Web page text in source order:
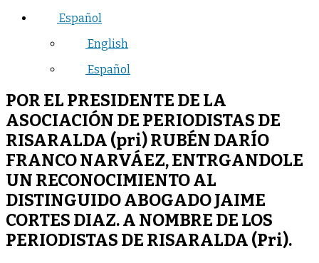
Español
English
Español
POR EL PRESIDENTE DE LA
ASOCIACIÓN DE PERIODISTAS DE
RISARALDA (pri) RUBÉN DARÍO
FRANCO NARVÁEZ, ENTRGANDOLE
UN RECONOCIMIENTO AL
DISTINGUIDO ABOGADO JAIME
CORTES DIAZ. A NOMBRE DE LOS
PERIODISTAS DE RISARALDA (Pri).